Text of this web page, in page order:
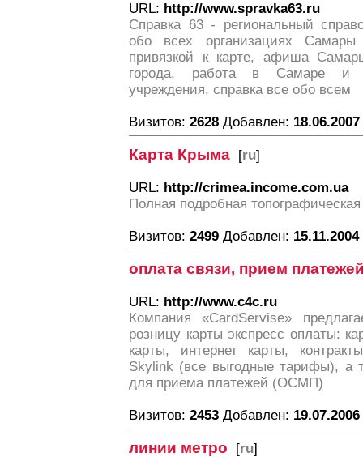
URL: http://www.spravka63.ru
Справка 63 - региональный
обо всех организациях
привязкой к карте, афиша
города, работа в Самаре и
учреждения, справка все обо всем
Визитов: 2628 Добавлен: 18.06.2007
Карта Крыма [ru]
URL: http://crimea.income.com.ua
Полная подробная
Визитов: 2499 Добавлен: 15.11.2004
оплата связи, прием
URL: http://www.c4c.ru
Компания «CardServise»
розницу карты экспресс оплаты:
карты, интернет карты,
Skylink (все выгодные тарифы), а
для приема платежей (ОСМП)
Визитов: 2453 Добавлен: 19.07.2006
линии метро [ru]